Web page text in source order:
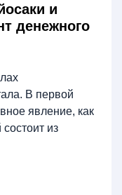
и
денежного
В первой
явление, как
из